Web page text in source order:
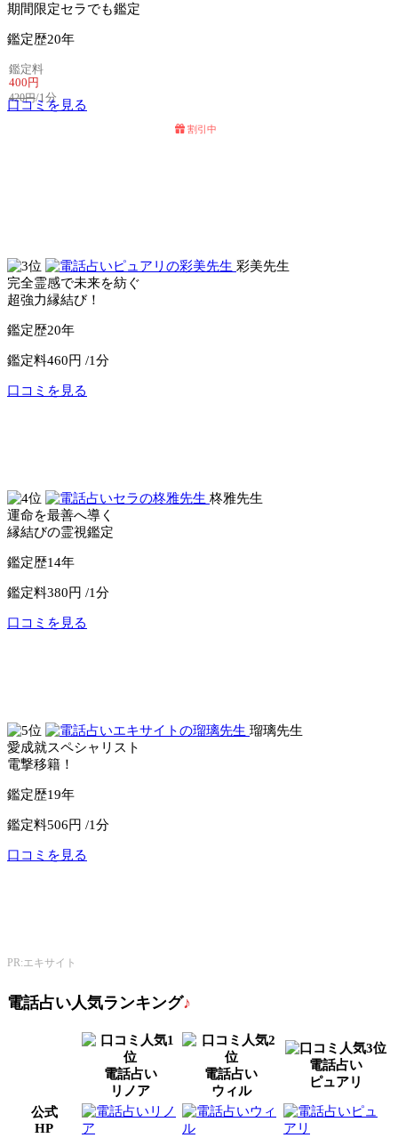
期間限定セラでも鑑定
鑑定歴20年
鑑定料
400円
420円/1分
口コミを見る
割引中
彩美先生
完全霊感で未来を紡ぐ
超強力縁結び！
鑑定歴20年
鑑定料460円 /1分
口コミを見る
柊雅先生
運命を最善へ導く
縁結びの霊視鑑定
鑑定歴14年
鑑定料380円 /1分
口コミを見る
瑠璃先生
愛成就スペシャリスト
電撃移籍！
鑑定歴19年
鑑定料506円 /1分
口コミを見る
PR:エキサイト
電話占い人気ランキング♪
電話占い
リノア
電話占い
ウィル
電話占い
ピュアリ
公式
HP